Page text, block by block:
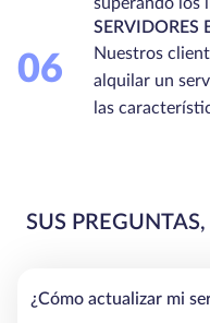
06
SERVIDORES
Nuestros
alquilar un
las
SUS
¿Cómo actualizar mi